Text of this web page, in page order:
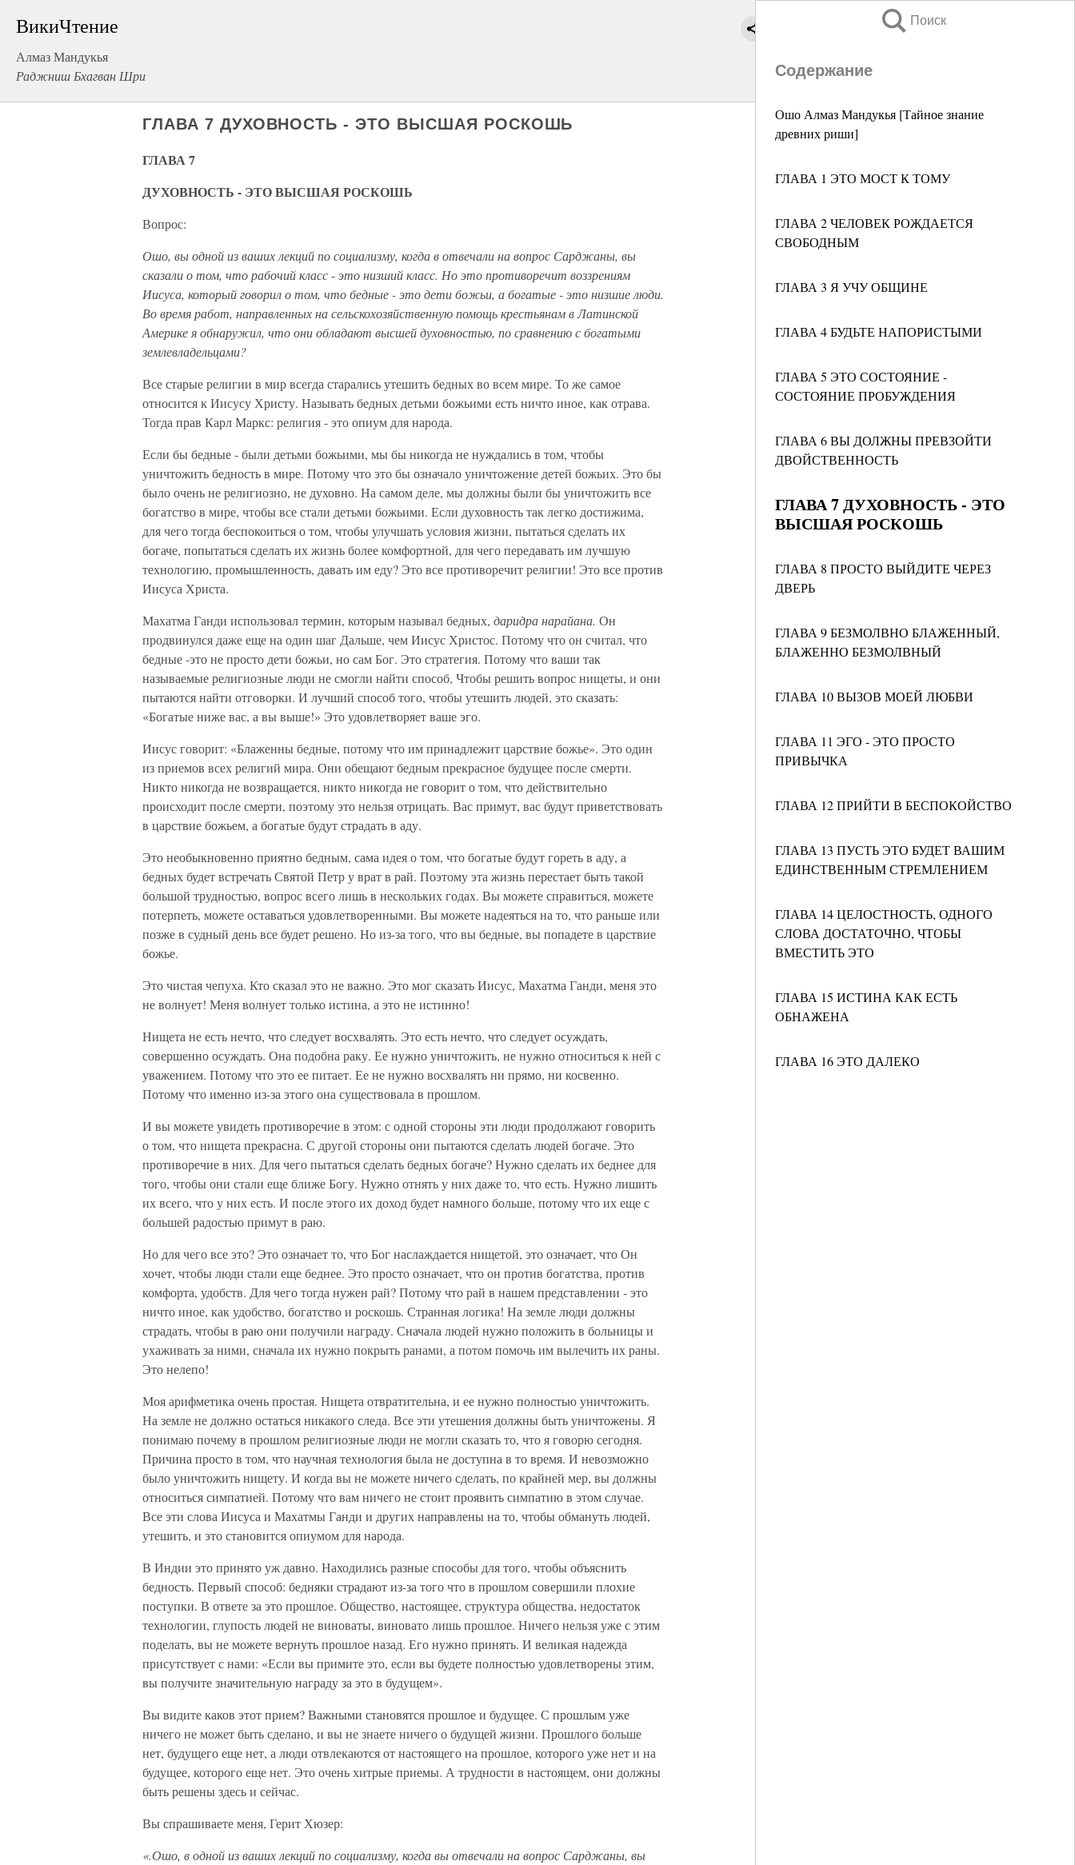
ВикиЧтение
Алмаз Мандукья
Раджниш Бхагван Шри
Поиск
Содержание
Ошо Алмаз Мандукья [Тайное знание
древних риши]
ГЛАВА 1 ЭТО МОСТ К ТОМУ
ГЛАВА 2 ЧЕЛОВЕК РОЖДАЕТСЯ
СВОБОДНЫМ
ГЛАВА 3 Я УЧУ ОБЩИНЕ
ГЛАВА 4 БУДЬТЕ НАПОРИСТЫМИ
ГЛАВА 5 ЭТО СОСТОЯНИЕ -
СОСТОЯНИЕ ПРОБУЖДЕНИЯ
ГЛАВА 6 ВЫ ДОЛЖНЫ ПРЕВЗОЙТИ
ДВОЙСТВЕННОСТЬ
ГЛАВА 7 ДУХОВНОСТЬ - ЭТО
ВЫСШАЯ РОСКОШЬ
ГЛАВА 8 ПРОСТО ВЫЙДИТЕ ЧЕРЕЗ
ДВЕРЬ
ГЛАВА 9 БЕЗМОЛВНО БЛАЖЕННЫЙ,
БЛАЖЕННО БЕЗМОЛВНЫЙ
ГЛАВА 10 ВЫЗОВ МОЕЙ ЛЮБВИ
ГЛАВА 11 ЭГО - ЭТО ПРОСТО
ПРИВЫЧКА
ГЛАВА 12 ПРИЙТИ В БЕСПОКОЙСТВО
ГЛАВА 13 ПУСТЬ ЭТО БУДЕТ ВАШИМ
ЕДИНСТВЕННЫМ СТРЕМЛЕНИЕМ
ГЛАВА 14 ЦЕЛОСТНОСТЬ, ОДНОГО
СЛОВА ДОСТАТОЧНО, ЧТОБЫ
ВМЕСТИТЬ ЭТО
ГЛАВА 15 ИСТИНА КАК ЕСТЬ
ОБНАЖЕНА
ГЛАВА 16 ЭТО ДАЛЕКО
ГЛАВА 7 ДУХОВНОСТЬ - ЭТО ВЫСШАЯ РОСКОШЬ
ГЛАВА 7
ДУХОВНОСТЬ - ЭТО ВЫСШАЯ РОСКОШЬ
Вопрос:
Ошо, вы одной из ваших лекций по социализму, когда в отвечали на вопрос Сарджаны, вы
сказали о том, что рабочий класс-это низший класс. Но это противоречит воззрениям
Иисуса, который говорил о том, что бедные - это дети божьи, а богатые - это низшие люди.
Во время работ, направленных на сельскохозяйственную помощь крестьянам в Латинской
Америке я обнаружил, что они обладают высшей духовностью, по сравнению с богатыми
землевладельцами?
Все старые религии в мир всегда старались утешить бедных во всем мире. То же самое
относится к Иисусу Христу. Называть бедных детьми божьими есть ничто иное, как отрава.
Тогда прав Карл Маркс: религия - это опиум для народа.
Если бы бедные - были детьми божьими, мы бы никогда не нуждались в том, чтобы
уничтожить бедность в мире. Потому что это бы означало уничтожение детей божьих. Это бы
было очень не религиозно, не духовно. На самом деле, мы должны были бы уничтожить все
богатство в мире, чтобы все стали детьми божьими. Если духовность так легко достижима,
для чего тогда беспокоиться о том, чтобы улучшать условия жизни, пытаться сделать их
богаче, попытаться сделать их жизнь более комфортной, для чего передавать им лучшую
технологию, промышленность, давать им еду? Это все противоречит религии! Это все против
Иисуса Христа.
Махатма Ганди использовал термин, которым называл бедных, даридра нарайана. Он
продвинулся даже еще на один шаг Дальше, чем Иисус Христос. Потому что он считал, что
бедные -это не просто дети божьи, но сам Бог. Это стратегия. Потому что ваши так
называемые религиозные люди не смогли найти способ, Чтобы решить вопрос нищеты, и они
пытаются найти отговорки. И лучший способ того, чтобы утешить людей, это сказать:
«Богатые ниже вас, а вы выше!» Это удовлетворяет ваше эго.
Иисус говорит: «Блаженны бедные, потому что им принадлежит царствие божье». Это один
из приемов всех религий мира. Они обещают бедным прекрасное будущее после смерти.
Никто никогда не возвращается, никто никогда не говорит о том, что действительно
происходит после смерти, поэтому это нельзя отрицать. Вас примут, вас будут приветствовать
в царствие божьем, а богатые будут страдать в аду.
Это необыкновенно приятно бедным, сама идея о том, что богатые будут гореть в аду, а
бедных будет встречать Святой Петр у врат в рай. Поэтому эта жизнь перестает быть такой
большой трудностью, вопрос всего лишь в нескольких годах. Вы можете справиться, можете
потерпеть, можете оставаться удовлетворенными. Вы можете надеяться на то, что раньше или
позже в судный день все будет решено. Но из-за того, что вы бедные, вы попадете в царствие
божье.
Это чистая чепуха. Кто сказал это не важно. Это мог сказать Иисус, Махатма Ганди, меня это
не волнует! Меня волнует только истина, а это не истинно!
Нищета не есть нечто, что следует восхвалять. Это есть нечто, что следует осуждать,
совершенно осуждать. Она подобна раку. Ее нужно уничтожить, не нужно относиться к ней с
уважением. Потому что это ее питает. Ее не нужно восхвалять ни прямо, ни косвенно.
Потому что именно из-за этого она существовала в прошлом.
И вы можете увидеть противоречие в этом: с одной стороны эти люди продолжают говорить
о том, что нищета прекрасна. С другой стороны они пытаются сделать людей богаче. Это
противоречие в них. Для чего пытаться сделать бедных богаче? Нужно сделать их беднее для
того, чтобы они стали еще ближе Богу. Нужно отнять у них даже то, что есть. Нужно лишить
их всего, что у них есть. И после этого их доход будет намного больше, потому что их еще с
большей радостью примут в раю.
Но для чего все это? Это означает то, что Бог наслаждается нищетой, это означает, что Он
хочет, чтобы люди стали еще беднее. Это просто означает, что он против богатства, против
комфорта, удобств. Для чего тогда нужен рай? Потому что рай в нашем представлении - это
ничто иное, как удобство, богатство и роскошь. Странная логика! На земле люди должны
страдать, чтобы в раю они получили награду. Сначала людей нужно положить в больницы и
ухаживать за ними, сначала их нужно покрыть ранами, а потом помочь им вылечить их раны.
Это нелепо!
Моя арифметика очень простая. Нищета отвратительна, и ее нужно полностью уничтожить.
На земле не должно остаться никакого следа. Все эти утешения должны быть уничтожены. Я
понимаю почему в прошлом религиозные люди не могли сказать то, что я говорю сегодня.
Причина просто в том, что научная технология была не доступна в то время. И невозможно
было уничтожить нищету. И когда вы не можете ничего сделать, по крайней мер, вы должны
относиться симпатией. Потому что вам ничего не стоит проявить симпатию в этом случае.
Все эти слова Иисуса и Махатмы Ганди и других направлены на то, чтобы обмануть людей,
утешить, и это становится опиумом для народа.
В Индии это принято уж давно. Находились разные способы для того, чтобы объяснить
бедность. Первый способ: бедняки страдают из-за того что в прошлом совершили плохие
поступки. В ответе за это прошлое. Общество, настоящее, структура общества, недостаток
технологии, глупость людей не виноваты, виновато лишь прошлое. Ничего нельзя уже с этим
поделать, вы не можете вернуть прошлое назад. Его нужно принять. И великая надежда
присутствует с нами: «Если вы примите это, если вы будете полностью удовлетворены этим,
вы получите значительную награду за это в будущем».
Вы видите каков этот прием? Важными становятся прошлое и будущее. С прошлым уже
ничего не может быть сделано, и вы не знаете ничего о будущей жизни. Прошлого больше
нет, будущего еще нет, а люди отвлекаются от настоящего на прошлое, которого уже нет и на
будущее, которого еще нет. Это очень хитрые приемы. А трудности в настоящем, они должны
быть решены здесь и сейчас.
Вы спрашиваете меня, Герит Хюзер:
«.Ошо, в одной из ваших лекций по социализму, когда вы отвечали на вопрос Сарджаны, вы